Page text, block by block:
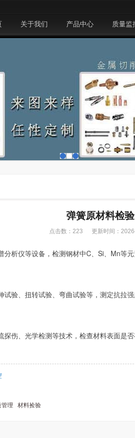
关于我们 产品中心 质量监
弹簧原材料检验
点击数： 223 更新时间：
分析仪等设备，检测钢材中C、Si、Mn等
试验、扭转试验、弯曲试验等，测定抗拉
探伤、光学检测等技术，检查材料表面是
管理 材料捡验